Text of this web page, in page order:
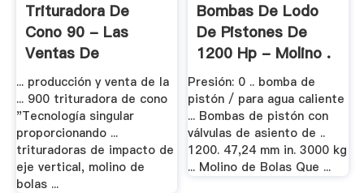
Trituradora De
Cono 90 - Las
Ventas De
Maquinaria .
... producción y venta de la
... 900 trituradora de cono
"Tecnología singular
proporcionando ...
trituradoras de impacto de
eje vertical, molino de
bolas ...
Bombas De Lodo
De Pistones De
1200 Hp - Molino .
Presión: 0 .. bomba de
pistón / para agua caliente
... Bombas de pistón con
válvulas de asiento de ..
1200. 47,24 mm in. 3000 kg
... Molino de Bolas Que ...